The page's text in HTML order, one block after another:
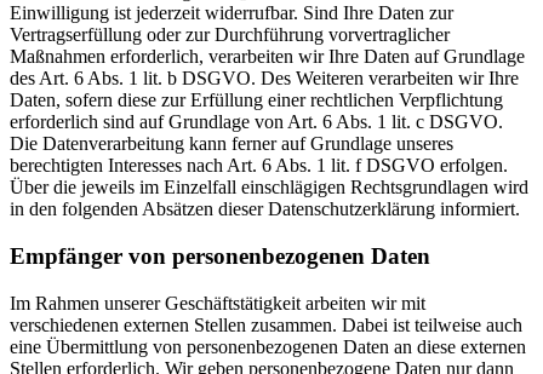
Einwilligung ist jederzeit widerrufbar. Sind Ihre Daten zur
Vertragserfüllung oder zur Durchführung vorvertraglicher
Maßnahmen erforderlich, verarbeiten wir Ihre Daten auf Grundlage
des Art. 6 Abs. 1 lit. b DSGVO. Des Weiteren verarbeiten wir Ihre
Daten, sofern diese zur Erfüllung einer rechtlichen Verpflichtung
erforderlich sind auf Grundlage von Art. 6 Abs. 1 lit. c DSGVO.
Die Datenverarbeitung kann ferner auf Grundlage unseres
berechtigten Interesses nach Art. 6 Abs. 1 lit. f DSGVO erfolgen.
Über die jeweils im Einzelfall einschlägigen Rechtsgrundlagen wird
in den folgenden Absätzen dieser Datenschutzerklärung informiert.
Empfänger von personenbezogenen Daten
Im Rahmen unserer Geschäftstätigkeit arbeiten wir mit
verschiedenen externen Stellen zusammen. Dabei ist teilweise auch
eine Übermittlung von personenbezogenen Daten an diese externen
Stellen erforderlich. Wir geben personenbezogene Daten nur dann